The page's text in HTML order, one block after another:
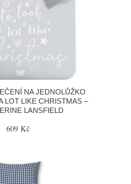
NA JEDNOLŮŽKO
LOT LIKE CHRISTMAS –
LANSFIELD
609 Kč